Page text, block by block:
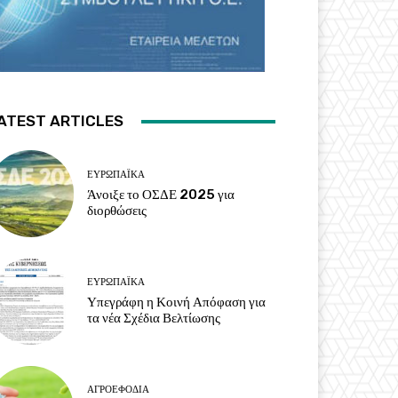
ARTICLES
ΕΥΡΩΠΑΪΚΆ
Άνοιξε το ΟΣΔΕ 2025 για
διορθώσεις
ΕΥΡΩΠΑΪΚΆ
Υπεγράφη η Κοινή Απόφαση για
τα νέα Σχέδια Βελτίωσης
ΑΓΡΟΕΦΌΔΙΑ